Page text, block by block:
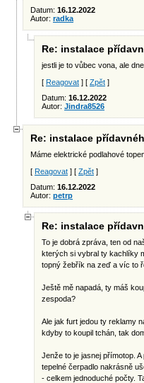
Datum: 16.12.2022
Autor: radka
Re: instalace
jestli je to vůbec vona, ale
[ Reagovat ] [ Zpět ]
Datum: 16.12.2022
Autor: Jindra8526
Re: instalace
Máme elektrické podlahové
[ Reagovat ] [ Zpět ]
Datum: 16.12.2022
Autor: petrp
Re: instalace
To je dobrá zpráva, ten od
kterých si vybral ty kachlíky
topný žebřík na zeď a víc to
Ještě mě napadá, ty máš
zespoda?
Ale jak furt jedou ty reklamy
kdyby to koupil tchán, tak
Jenže to je jasnej přímotop.
tepelné čerpadlo nakrásně
- celkem jednoduché počty.